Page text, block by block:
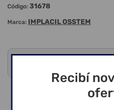
Código: 31678
Marca: IMPLACIL OSSTEM
Recibí